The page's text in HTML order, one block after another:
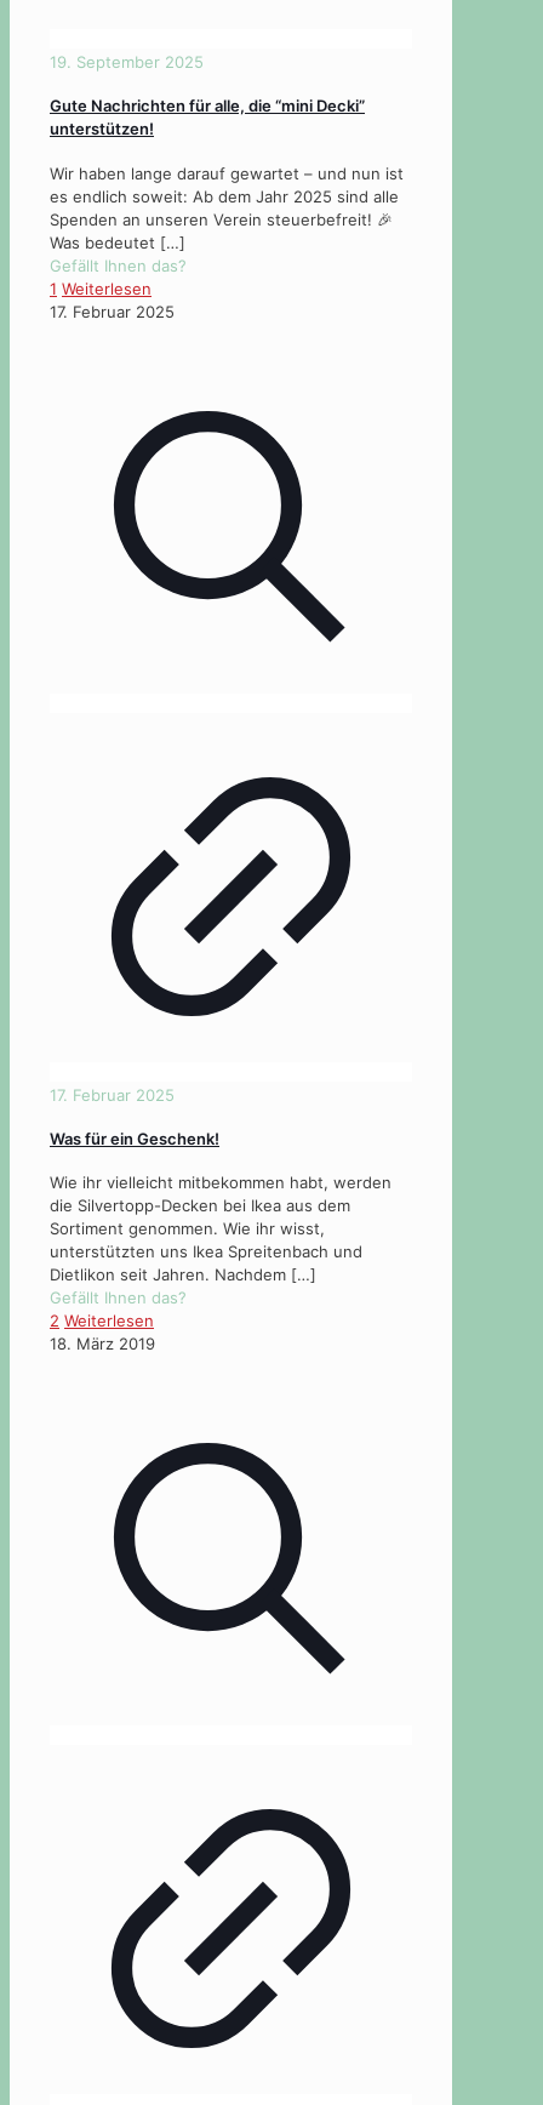
19. September 2025
Gute Nachrichten für alle, die “mini Decki”
unterstützen!
Wir haben lange darauf gewartet – und nun ist
es endlich soweit: Ab dem Jahr 2025 sind alle
Spenden an unseren Verein steuerbefreit! 🎉
Was bedeutet […]
Gefällt Ihnen das?
1 Weiterlesen
17. Februar 2025
17. Februar 2025
Was für ein Geschenk!
Wie ihr vielleicht mitbekommen habt, werden
die Silvertopp-Decken bei Ikea aus dem
Sortiment genommen. Wie ihr wisst,
unterstützten uns Ikea Spreitenbach und
Dietlikon seit Jahren. Nachdem […]
Gefällt Ihnen das?
2 Weiterlesen
18. März 2019